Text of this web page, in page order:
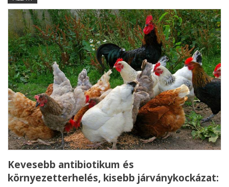
Kevesebb antibiotikum és
környezetterhelés, kisebb járványkockázat: